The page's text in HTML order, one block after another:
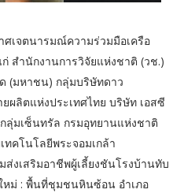
เจตนารมณ์ความร่วมมือเครือ
สำนักงานการวิจัยแห่งชาติ (วช.)
(มหาชน) กลุ่มบริษัทดาว
ผลิตแห่งประเทศไทย บริษัท เอสซี
ลุ่มเซ็นทรัล กรมอุทยานแห่งชาติ
คโนโลยีพระจอมเกล้า
งเสริมอาชีพผู้เลี้ยงชันโรงบ้านทับ
หม่ : พื้นที่ชุมชนหินซ้อน อำเภอ